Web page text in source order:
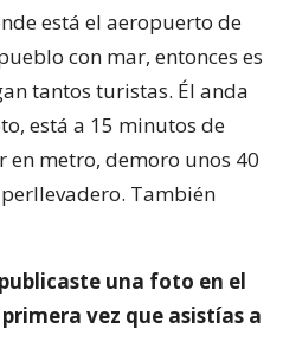
está el aeropuerto de
con mar, entonces es
tantos turistas. Él anda
está a 15 minutos de
en metro, demoro unos 40
También
una foto en el
vez que asistías a